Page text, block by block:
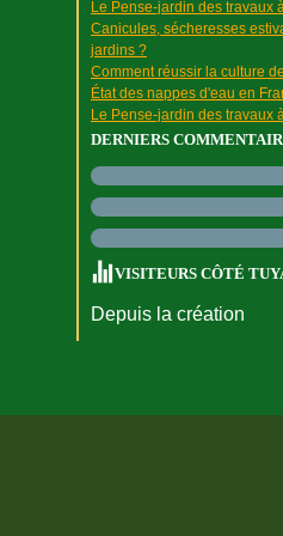
Le Pense-jardin des travaux
Canicules, sécheresses
jardins ?
Comment réussir la culture
État des nappes d'eau en
Le Pense-jardin des travaux
DERNIERS
VISITEURS CÔTÉ
Depuis la création